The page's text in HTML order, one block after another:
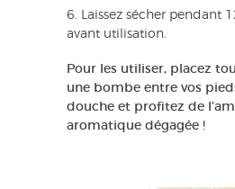
6. Laissez sécher pendant
avant utilisation.
Pour les utiliser, placez
une bombe entre vos
douche et profitez de
aromatique dégagée !